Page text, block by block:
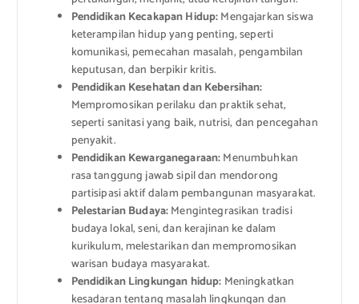
Pendidikan Kecakapan Hidup:Mengajarkan siswa
keterampilan hidup yang penting, seperti
komunikasi, pemecahan masalah, pengambilan
keputusan, dan berpikir kritis.
Pendidikan Kesehatan dan Kebersihan:
Mempromosikan perilaku dan praktik sehat,
seperti sanitasi yang baik, nutrisi, dan pencegahan
penyakit.
Pendidikan Kewarganegaraan:Menumbuhkan
rasa tanggung jawab sipil dan mendorong
partisipasi aktif dalam pembangunan masyarakat.
Pelestarian Budaya:Mengintegrasikan tradisi
budaya lokal, seni, dan kerajinan ke dalam
kurikulum, melestarikan dan mempromosikan
warisan budaya masyarakat.
Pendidikan Lingkungan hidup: Meningkatkan
kesadaran tentang masalah lingkungan dan